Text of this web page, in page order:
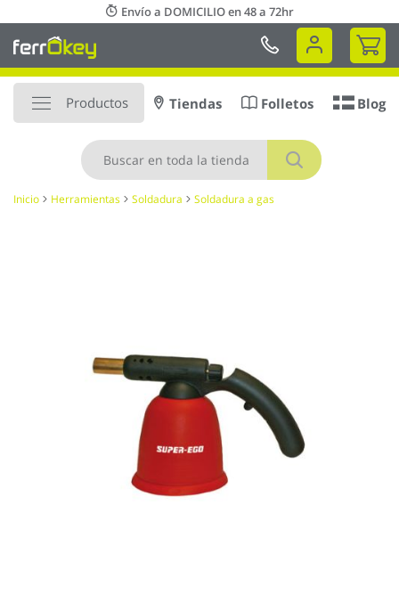
al
contenido
Envío a DOMICILIO en 48 a 72hr
Mi
Productos
Buscar
Tiendas Folletos Blog
Inicio Herramientas Soldadura Soldadura a gas